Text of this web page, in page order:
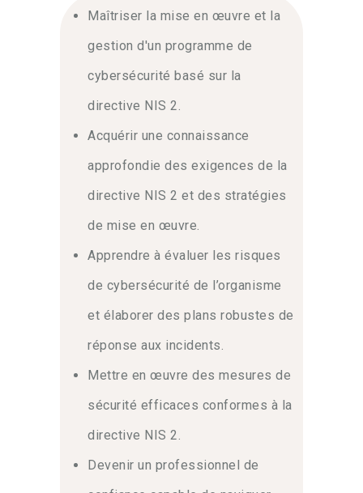
réussie. Vous découvrirez les rôles
par le règlement européen. Le
programme couvre également la
d’approvisionnement et la gestion des
crises. Vous mettrez en place des
organisationnels efficaces. Enfin, vous
apprendrez à tester et à améliorer
sécurité.
reconnue
Devenir un professionnel certifié «
PECB Certified NIS 2 Directive Lead
sur le marché. Notre cursus combine
apports théoriques et exercices
l’examen. Vous repartirez avec des
méthodes concrètes pour naviguer
Maîtriser la mise en œuvre et la
gestion d'un programme de
cybersécurité basé sur la
directive NIS 2.
Acquérir une connaissance
approfondie des exigences de la
directive NIS 2 et des stratégies
de mise en œuvre.
Apprendre à évaluer les risques
de cybersécurité de l’organisme
et élaborer des plans robustes de
réponse aux incidents.
Mettre en œuvre des mesures de
sécurité efficaces conformes à la
directive NIS 2.
Devenir un professionnel de